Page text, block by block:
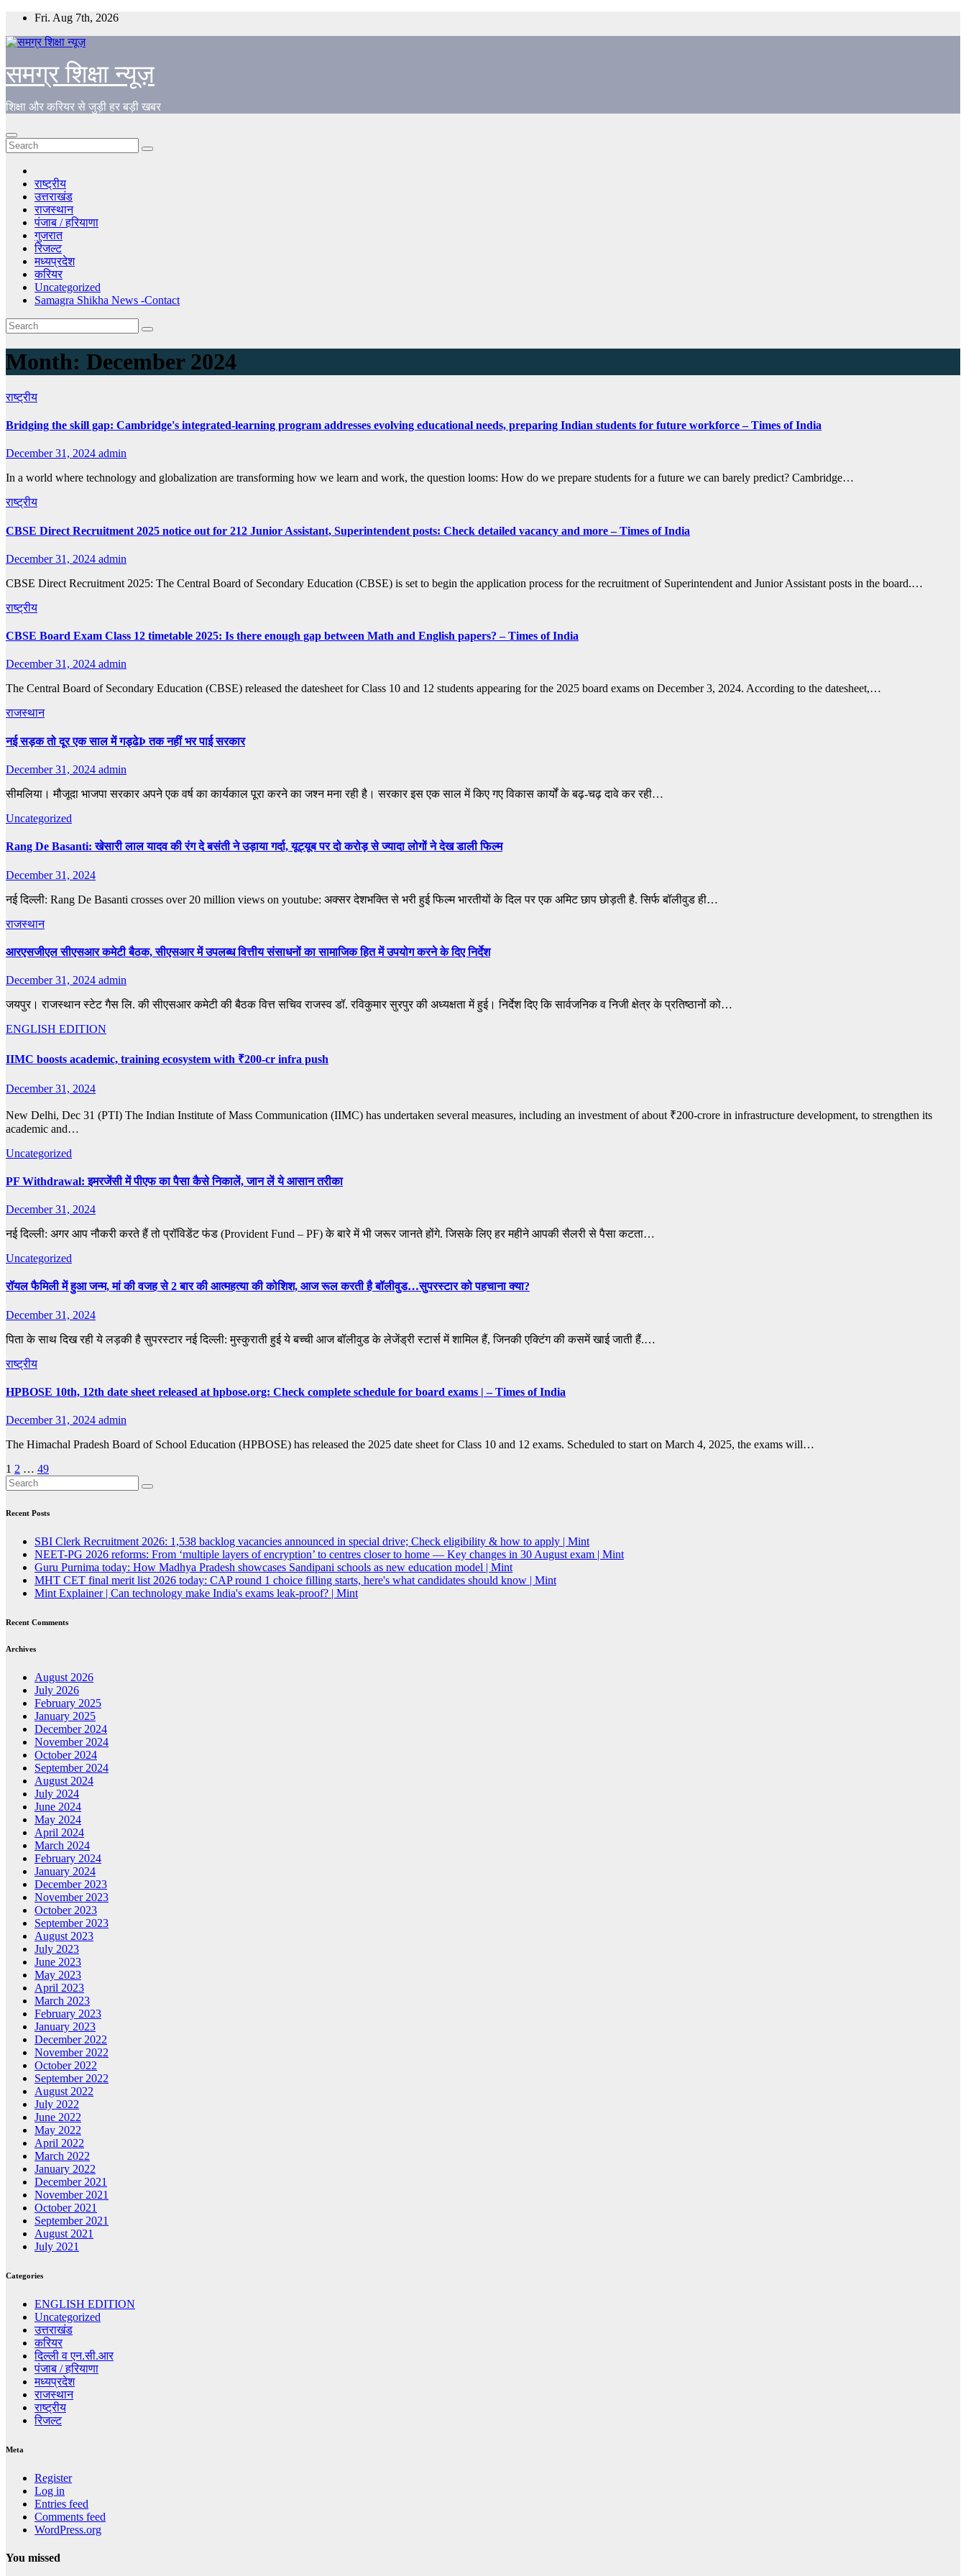
Skip
content
Fri. Aug 7th, 2026
समग्र शिक्षा न्यूज़
शिक्षा और करियर से जुड़ी हर बड़ी खबर
राष्ट्रीय
उत्तराखंड
राजस्थान
पंजाब / हरियाणा
गुजरात
रिजल्ट
मध्यप्रदेश
करियर
Uncategorized
Samagra Shikha News -Contact
Month: December 2024
राष्ट्रीय
Bridging the skill gap: Cambridge's integrated-learning program addresses evolving educational needs, preparing Indian students for future workforce – Times of India
December 31, 2024 admin
In a world where technology and globalization are transforming how we learn and work, the question looms: How do we prepare students for a future we can barely predict? Cambridge…
राष्ट्रीय
CBSE Direct Recruitment 2025 notice out for 212 Junior Assistant, Superintendent posts: Check detailed vacancy and more – Times of India
December 31, 2024 admin
CBSE Direct Recruitment 2025: The Central Board of Secondary Education (CBSE) is set to begin the application process for the recruitment of Superintendent and Junior Assistant posts in the board.…
राष्ट्रीय
CBSE Board Exam Class 12 timetable 2025: Is there enough gap between Math and English papers? – Times of India
December 31, 2024 admin
The Central Board of Secondary Education (CBSE) released the datesheet for Class 10 and 12 students appearing for the 2025 board exams on December 3, 2024. According to the datesheet,…
राजस्थान
नई सड़क तो दूर एक साल में गड्ढेÞ तक नहीं भर पाई सरकार
December 31, 2024 admin
सीमलिया। मौजूदा भाजपा सरकार अपने एक वर्ष का कार्यकाल पूरा करने का जश्न मना रही है। सरकार इस एक साल में किए गए विकास कार्यों के बढ़-चढ़ दावे कर रही…
Uncategorized
Rang De Basanti: खेसारी लाल यादव की रंग दे बसंती ने उड़ाया गर्दा, यूट्यूब पर दो करोड़ से ज्यादा लोगों ने देख डाली फिल्म
December 31, 2024
नई दिल्ली: Rang De Basanti crosses over 20 million views on youtube: अक्सर देशभक्ति से भरी हुई फिल्म भारतीयों के दिल पर एक अमिट छाप छोड़ती है. सिर्फ बॉलीवुड ही…
राजस्थान
आरएसजीएल सीएसआर कमेटी बैठक, सीएसआर में उपलब्ध वित्तीय संसाधनों का सामाजिक हित में उपयोग करने के दिए निर्देश
December 31, 2024 admin
जयपुर। राजस्थान स्टेट गैस लि. की सीएसआर कमेटी की बैठक वित्त सचिव राजस्व डॉ. रविकुमार सुरपुर की अध्यक्षता में हुई। निर्देश दिए कि सार्वजनिक व निजी क्षेत्र के प्रतिष्ठानों को…
ENGLISH EDITION
IIMC boosts academic, training ecosystem with ₹200-cr infra push
December 31, 2024
New Delhi, Dec 31 (PTI) The Indian Institute of Mass Communication (IIMC) has undertaken several measures, including an investment of about ₹200-crore in infrastructure development, to strengthen its
academic and…
Uncategorized
PF Withdrawal: इमरजेंसी में पीएफ का पैसा कैसे निकालें, जान लें ये आसान तरीका
December 31, 2024
नई दिल्ली: अगर आप नौकरी करते हैं तो प्रॉविडेंट फंड (Provident Fund – PF) के बारे में भी जरूर जानते होंगे. जिसके लिए हर महीने आपकी सैलरी से पैसा कटता…
Uncategorized
रॉयल फैमिली में हुआ जन्म, मां की वजह से 2 बार की आत्महत्या की कोशिश, आज रूल करती है बॉलीवुड…सुपरस्टार को पहचाना क्या?
December 31, 2024
पिता के साथ दिख रही ये लड़की है सुपरस्टार नई दिल्ली: मुस्कुराती हुई ये बच्ची आज बॉलीवुड के लेजेंड्री स्टार्स में शामिल हैं, जिनकी एक्टिंग की कसमें खाई जाती हैं.…
राष्ट्रीय
HPBOSE 10th, 12th date sheet released at hpbose.org: Check complete schedule for board exams | – Times of India
December 31, 2024 admin
The Himachal Pradesh Board of School Education (HPBOSE) has released the 2025 date sheet for Class 10 and 12 exams. Scheduled to start on March 4, 2025, the exams will…
Posts
pagination
1 2 … 49
Recent Posts
SBI Clerk Recruitment 2026: 1,538 backlog vacancies announced in special drive; Check eligibility & how to apply | Mint
NEET-PG 2026 reforms: From ‘multiple layers of encryption’ to centres closer to home — Key changes in 30 August exam | Mint
Guru Purnima today: How Madhya Pradesh showcases Sandipani schools as new education model | Mint
MHT CET final merit list 2026 today: CAP round 1 choice filling starts, here's what candidates should know | Mint
Mint Explainer | Can technology make India's exams leak-proof? | Mint
Recent Comments
Archives
August 2026
July 2026
February 2025
January 2025
December 2024
November 2024
October 2024
September 2024
August 2024
July 2024
June 2024
May 2024
April 2024
March 2024
February 2024
January 2024
December 2023
November 2023
October 2023
September 2023
August 2023
July 2023
June 2023
May 2023
April 2023
March 2023
February 2023
January 2023
December 2022
November 2022
October 2022
September 2022
August 2022
July 2022
June 2022
May 2022
April 2022
March 2022
January 2022
December 2021
November 2021
October 2021
September 2021
August 2021
July 2021
Categories
ENGLISH EDITION
Uncategorized
उत्तराखंड
करियर
दिल्ली व एन.सी.आर
पंजाब / हरियाणा
मध्यप्रदेश
राजस्थान
राष्ट्रीय
रिजल्ट
Meta
Register
Log in
Entries feed
Comments feed
WordPress.org
You missed